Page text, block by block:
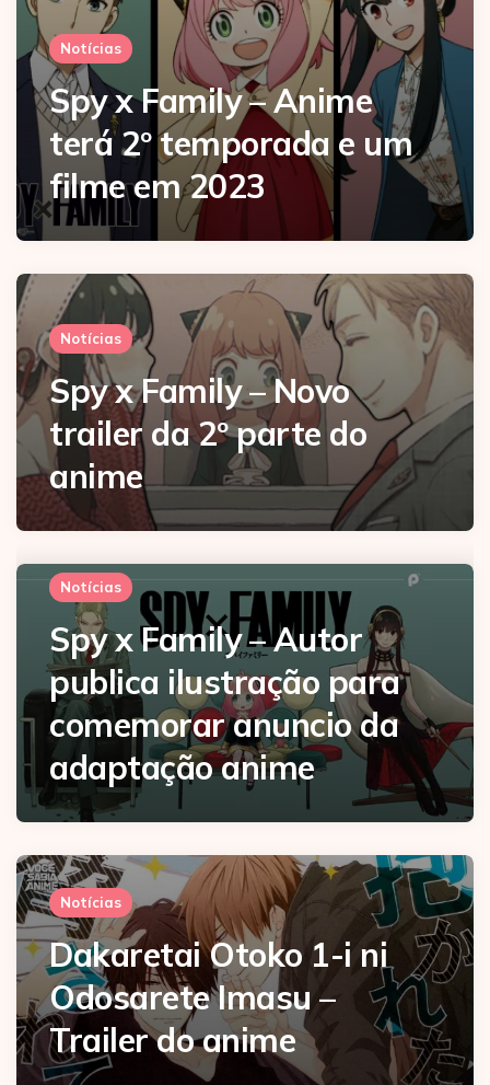
Notícias
Spy x Family – Anime
terá 2º temporada e um
filme em 2023
Notícias
Spy x Family – Novo
trailer da 2º parte do
anime
Notícias
Spy x Family – Autor
publica ilustração para
comemorar anuncio da
adaptação anime
Notícias
Dakaretai Otoko 1-i ni
Odosarete Imasu –
Trailer do anime